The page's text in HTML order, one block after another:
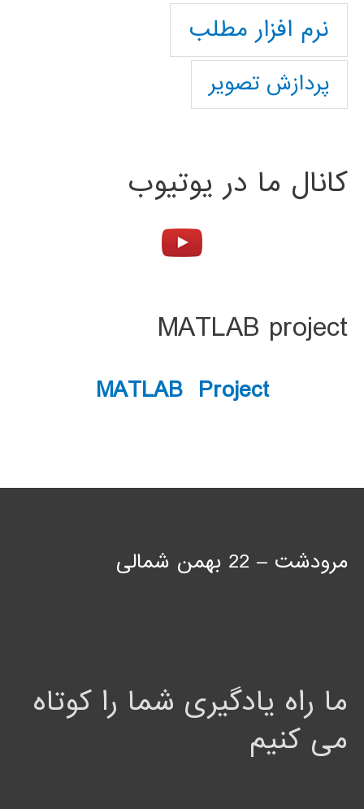
نرم افزار مطلب
پردازش تصویر
کانال ما در یوتیوب
MATLAB project
MATLAB Project
مرودشت – 22 بهمن شمالی
ما راه یادگیری شما را کوتاه
می کنیم